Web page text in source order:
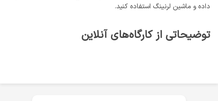
داده و ماشین لرنینگ استفاده کنید.
توضیحاتی از کارگاه‌های آنلاین